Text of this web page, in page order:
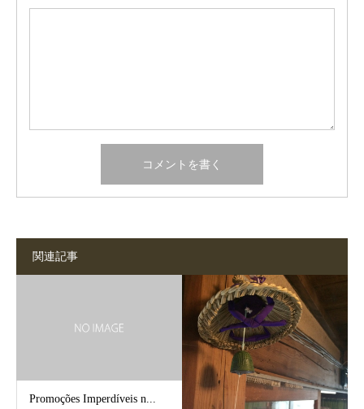
関連記事
Promoções Imperdíveis n...